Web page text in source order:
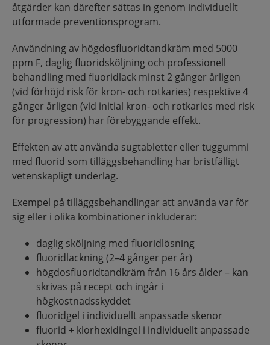
åtgärder kan därefter sättas in genom individuellt
utformade preventionsprogram.
Användning av högdosfluoridtandkräm med 5000
ppm F, daglig fluoridsköljning och professionell
behandling med fluoridlack minst 2 gånger årligen
(vid förhöjd risk för kron- och rotkaries) respektive 4
gånger årligen (vid initial kron- och rotkaries med risk
för progression) har förebyggande effekt.
Effekten av att använda sugtabletter eller tuggummi
med fluorid som tilläggsbehandling har bristfälligt
vetenskapligt underlag.
Exempel på tilläggsbehandlingar att använda var för
sig eller i olika kombinationer inkluderar:
daglig sköljning med fluoridlösning
fluoridlackning (2–4 gånger per år)
högdosfluoridtandkräm från 16 års ålder – kan
skrivas på recept och ingår i
högkostnadsskyddet
fluoridgel i individuellt anpassade skenor
fluorid + klorhexidingel i individuellt anpassade